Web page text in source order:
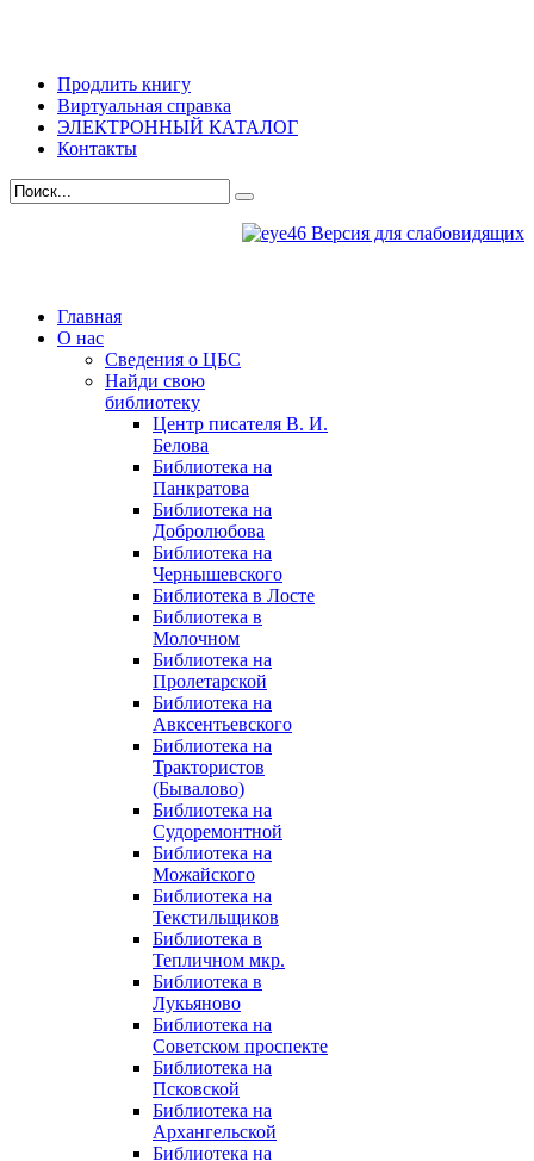
Продлить книгу
Виртуальная справка
ЭЛЕКТРОННЫЙ КАТАЛОГ
Контакты
Версия для слабовидящих
Главная
О нас
Сведения о ЦБС
Найди свою
библиотеку
Центр писателя В. И.
Белова
Библиотека на
Панкратова
Библиотека на
Добролюбова
Библиотека на
Чернышевского
Библиотека в Лосте
Библиотека в
Молочном
Библиотека на
Пролетарской
Библиотека на
Авксентьевского
Библиотека на
Трактористов
(Бывалово)
Библиотека на
Судоремонтной
Библиотека на
Можайского
Библиотека на
Текстильщиков
Библиотека в
Тепличном мкр.
Библиотека в
Лукьяново
Библиотека на
Советском проспекте
Библиотека на
Псковской
Библиотека на
Архангельской
Библиотека на